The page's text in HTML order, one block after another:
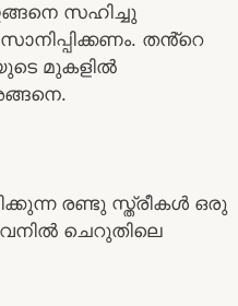
സഹിച്ചു
തൻ്റെ
മുകളിൽ
രണ്ടു സ്ത്രീകൾ ഒരു
ചെറുതിലെ